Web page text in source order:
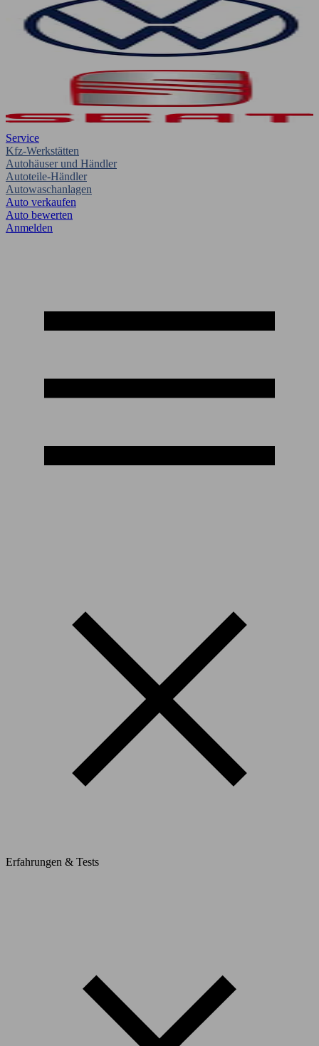
Service
Kfz-Werkstätten
Autohäuser und Händler
Autoteile-Händler
Autowaschanlagen
Auto verkaufen
Auto bewerten
Anmelden
Erfahrungen & Tests